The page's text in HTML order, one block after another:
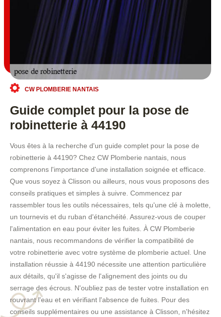
CW PLOMBERIE NANTAIS
Guide complet pour la pose de
robinetterie à 44190
Vous êtes à la recherche d'un guide complet pour la pose de
robinetterie à 44190? Chez CW Plomberie nantais, nous
comprenons l'importance d'une installation soignée et efficace.
Que vous soyez à Clisson ou ailleurs, nous vous proposons des
conseils pratiques et simples à suivre. Commencez par
rassembler tous les outils nécessaires, tels qu'une clé à molette,
un tournevis et du ruban d'étanchéité. Assurez-vous de couper
l'alimentation en eau pour éviter les fuites. À CW Plomberie
nantais, nous recommandons de vérifier la compatibilité de
votre robinetterie avec votre système de plomberie actuel. Une
installation réussie à 44190 nécessite une attention particulière
aux détails, qu'il s'agisse de l'alignement des joints ou du
serrage des écrous. N'oubliez pas de tester votre installation en
rouvrant l'eau et en vérifiant l'absence de fuites. Pour des
conseils supplémentaires ou une assistance à Clisson, n'hésitez